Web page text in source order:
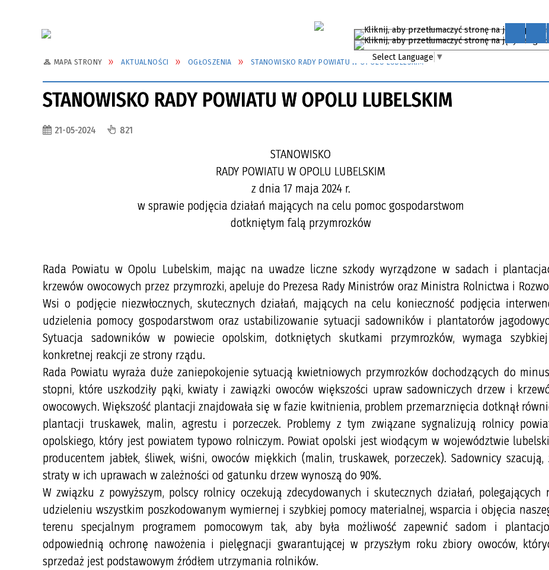
Select Language ▼
MAPA STRONY AKTUALNOŚCI OGŁOSZENIA STANOWISKO RADY POWIATU W OPOLU LUBELSKIM
STANOWISKO RADY POWIATU W OPOLU LUBELSKIM
21-05-2024 821
STANOWISKO
RADY POWIATU W OPOLU LUBELSKIM
z dnia 17 maja 2024 r.
w sprawie podjęcia działań mających na celu pomoc gospodarstwom
dotkniętym falą przymrozków
Rada Powiatu w Opolu Lubelskim, mając na uwadze liczne szkody wyrządzone w sadach i
krzewów owocowych przez przymrozki, apeluje do Prezesa Rady Ministrów oraz Ministra Rolnictwa i
Wsi o podjęcie niezwłocznych, skutecznych działań, mających na celu konieczność podjęcia
udzielenia pomocy gospodarstwom oraz ustabilizowanie sytuacji sadowników i plantatorów
Sytuacja sadowników w powiecie opolskim, dotkniętych skutkami przymrozków, wymaga
konkretnej reakcji ze strony rządu.
Rada Powiatu wyraża duże zaniepokojenie sytuacją kwietniowych przymrozków dochodzących do
stopni, które uszkodziły pąki, kwiaty i zawiązki owoców większości upraw sadowniczych drzew i
owocowych. Większość plantacji znajdowała się w fazie kwitnienia, problem przemarznięcia dotknął
plantacji truskawek, malin, agrestu i porzeczek. Problemy z tym związane sygnalizują rolnicy
opolskiego, który jest powiatem typowo rolniczym. Powiat opolski jest wiodącym w województwie
producentem jabłek, śliwek, wiśni, owoców miękkich (malin, truskawek, porzeczek). Sadownicy szacują,
straty w ich uprawach w zależności od gatunku drzew wynoszą do 90%.
W związku z powyższym, polscy rolnicy oczekują zdecydowanych i skutecznych działań, polegających
udzieleniu wszystkim poszkodowanym wymiernej i szybkiej pomocy materialnej, wsparcia i objęcia
terenu specjalnym programem pomocowym tak, aby była możliwość zapewnić sadom i
odpowiednią ochronę nawożenia i pielęgnacji gwarantującej w przyszłym roku zbiory owoców,
sprzedaż jest podstawowym źródłem utrzymania rolników.